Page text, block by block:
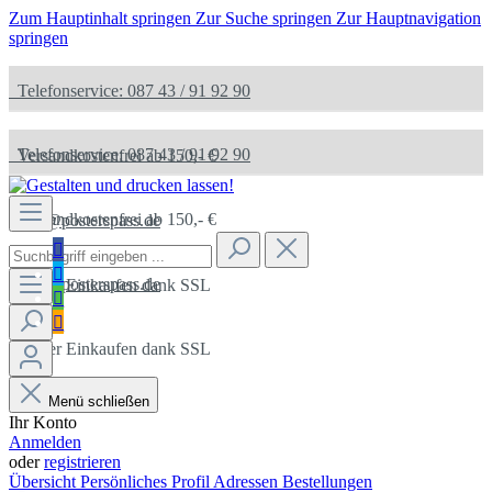
Zum Hauptinhalt springen Zur Suche springen Zur Hauptnavigation
springen
Telefonservice: 087 43 / 91 92 90
Versandkostenfrei ab 150,- €
info@posterspass.de
Sicher Einkaufen dank SSL
Telefonservice: 087 43 / 91 92 90
Versandkostenfrei ab 150,- €
info@posterspass.de
Sicher Einkaufen dank SSL
Menü schließen
Ihr Konto
Anmelden
oderregistrieren
Übersicht Persönliches Profil Adressen Bestellungen